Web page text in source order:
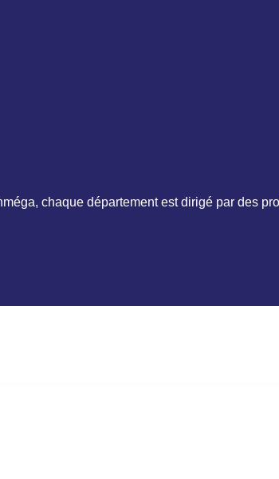
chaque département est dirigé par des